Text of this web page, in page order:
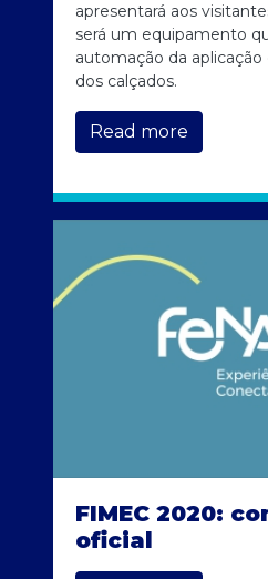
apresentará aos
será um equipamento
automação da aplicação
dos calçados.
Read more
FIMEC 2020:
oficial